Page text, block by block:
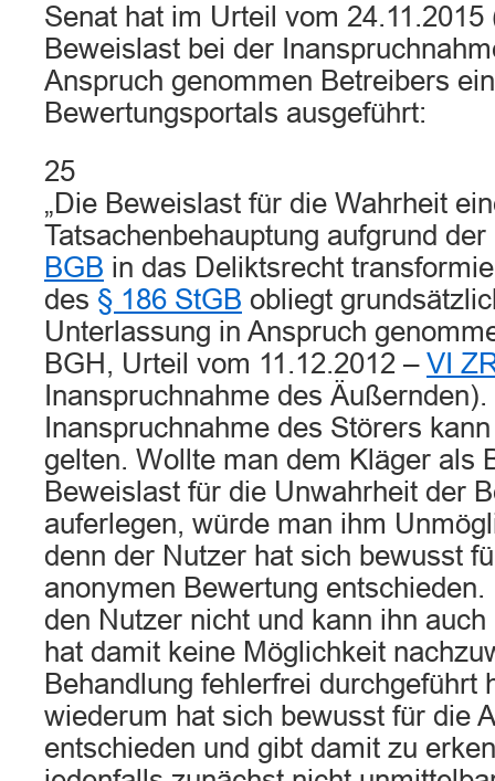
Senat hat im Urteil vom
Beweislast bei der
Anspruch genommen Betreibers
Bewertungsportals ausgeführt:
25
„Die Beweislast für die Wahrheit
Tatsachenbehauptung aufgrund
BGB in das Deliktsrecht
des § 186 StGB obliegt
Unterlassung in Anspruch
BGH, Urteil vom 11.12.2012 – VI
Inanspruchnahme des
Inanspruchnahme des Störers
gelten. Wollte man dem Kläger als
Beweislast für die Unwahrheit der
auferlegen, würde man ihm
denn der Nutzer hat sich bewusst
anonymen Bewertung
den Nutzer nicht und kann ihn
hat damit keine Möglichkeit
Behandlung fehlerfrei durchgeführt
wiederum hat sich bewusst für die
entschieden und gibt damit zu